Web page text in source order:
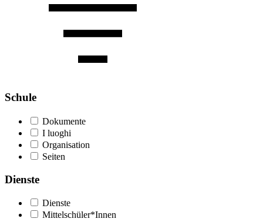
Schule
Dokumente
I luoghi
Organisation
Seiten
Dienste
Dienste
Mittelschüler*Innen